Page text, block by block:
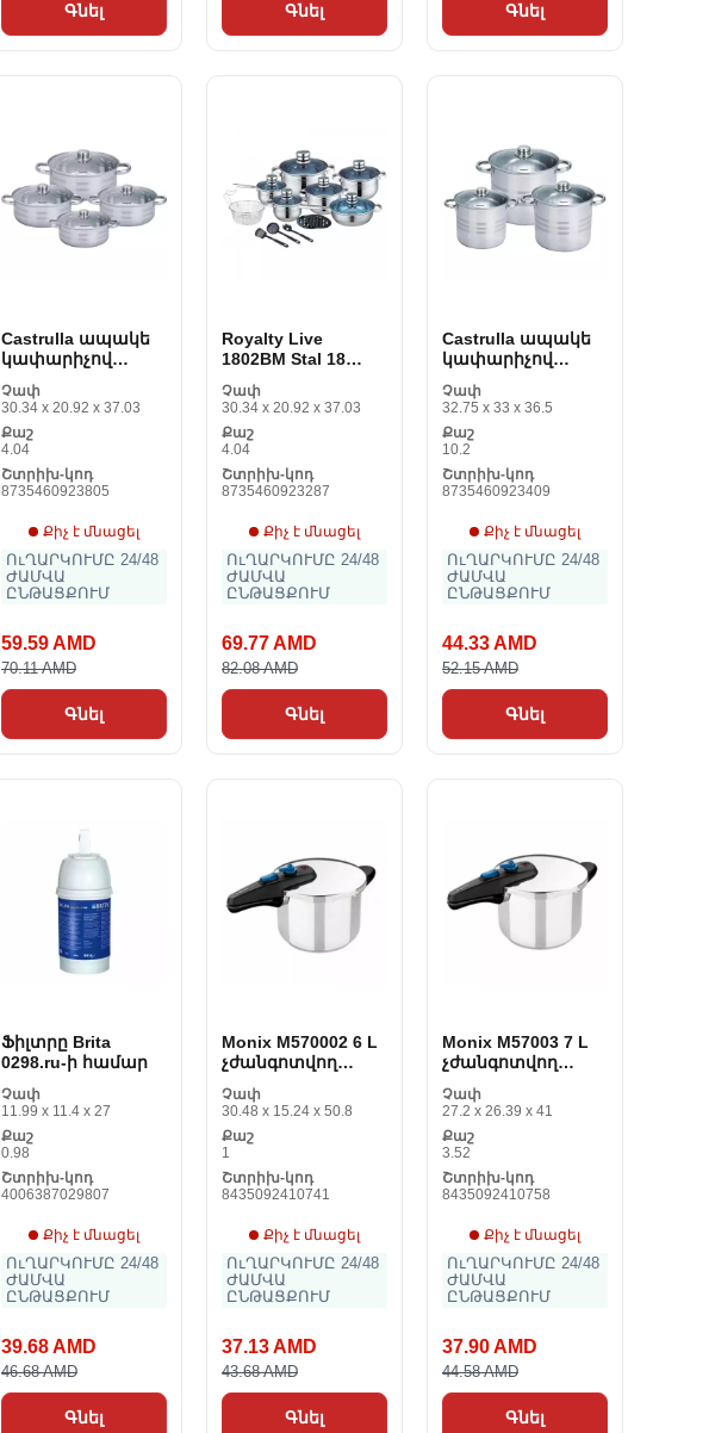
Գնել Գնել Գնել
Castrulla ապակե
կափարիչով
Առարկաներ
Չափ
30.34 x 20.92 x 37.03
Քաշ
4.04
Շտրիխ-կոդ
8735460923805
Քիչ է մնացել
ՈւՂԱՐԿՈՒՄԸ 24/48
ԺԱՄՎԱ
ԸՆԹԱՑՔՈՒՄ
59.59 AMD
70.11 AMD
Գնել
Royalty Live
1802BM Stal 18
Չափ
30.34 x 20.92 x 37.03
Քաշ
4.04
Շտրիխ-կոդ
8735460923287
Քիչ է մնացել
ՈւՂԱՐԿՈՒՄԸ 24/48
ԺԱՄՎԱ
ԸՆԹԱՑՔՈՒՄ
69.77 AMD
82.08 AMD
Գնել
Castrulla ապակե
կափարիչով
Առարկաներ
Չափ
32.75 x 33 x 36.5
Քաշ
10.2
Շտրիխ-կոդ
8735460923409
Քիչ է մնացել
ՈւՂԱՐԿՈՒՄԸ 24/48
ԺԱՄՎԱ
ԸՆԹԱՑՔՈՒՄ
44.33 AMD
52.15 AMD
Գնել
Ֆիլտրը Brita
0298.ru-ի համար
Չափ
11.99 x 11.4 x 27
Քաշ
0.98
Շտրիխ-կոդ
4006387029807
Քիչ է մնացել
ՈւՂԱՐԿՈՒՄԸ 24/48
ԺԱՄՎԱ
ԸՆԹԱՑՔՈՒՄ
39.68 AMD
46.68 AMD
Գնել
Monix M570002 6 L
չժանգոտվող
Չափ
30.48 x 15.24 x 50.8
Քաշ
1
Շտրիխ-կոդ
8435092410741
Քիչ է մնացել
ՈւՂԱՐԿՈՒՄԸ 24/48
ԺԱՄՎԱ
ԸՆԹԱՑՔՈՒՄ
37.13 AMD
43.68 AMD
Գնել
Monix M57003 7 L
չժանգոտվող
Չափ
27.2 x 26.39 x 41
Քաշ
3.52
Շտրիխ-կոդ
8435092410758
Քիչ է մնացել
ՈւՂԱՐԿՈՒՄԸ 24/48
ԺԱՄՎԱ
ԸՆԹԱՑՔՈՒՄ
37.90 AMD
44.58 AMD
Գնել